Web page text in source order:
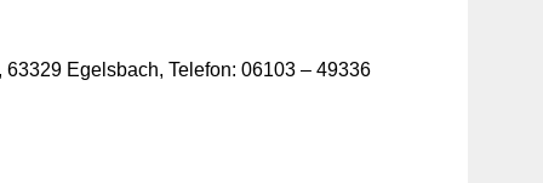
Egelsbach, Telefon: 06103 – 49336